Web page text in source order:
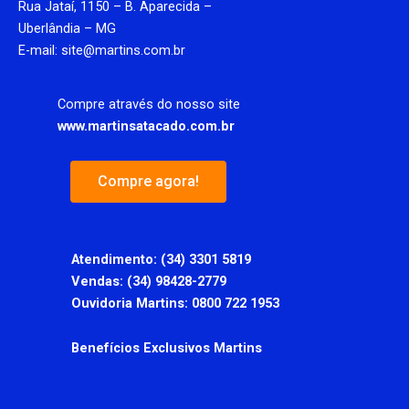
o
-
r
i
e
Rua Jataí, 1150 – B. Aparecida –
Uberlândia – MG
E-mail: site@martins.com.br
Compre através do nosso site
www.martinsatacado.com.br
Compre agora!
Atendimento: (34) 3301 5819
Vendas: (34) 98428-2779
Ouvidoria Martins: 0800 722 1953
Benefícios Exclusivos Martins